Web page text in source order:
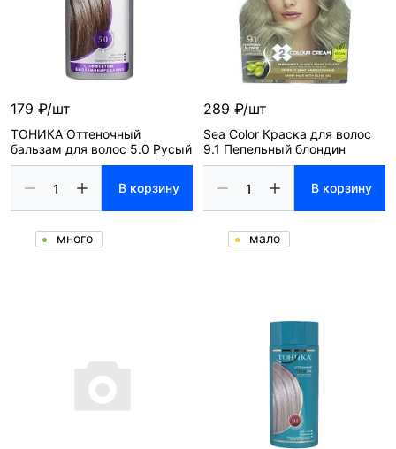
179 ₽/шт
ТОНИКА Оттеночный
бальзам для волос 5.0 Русый
В корзину
много
289 ₽/шт
Sea Color Краска для волос
9.1 Пепельный блондин
В корзину
мало